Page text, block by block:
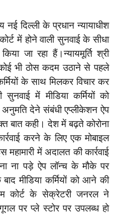
नई दिल्ली के प्रधान न्यायाधीश
में होने वाली सुनवाई के सीधा
जा रहा हैं।न्यायमूर्ति श्री
भी ठोस कदम उठाने से पहले
के साथ मिलकर विचार कर
में मीडिया कर्मियों को
देने संबंधी एप्लीकेशन ऐप
बात कही। देश में बढ़ते कोरोना
करने के लिए एक मोबाइल
महामारी में अदालत की कार्रवाई
ना पड़े ऐप लॉन्च के मौके पर
मीडिया कर्मियों को आने की
कोर्ट के सेक्रेटरी जनरल ने
पर प्ले स्टोर पर उपलब्ध हो